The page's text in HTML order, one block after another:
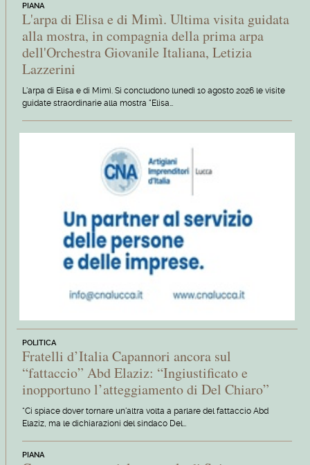
PIANA
L'arpa di Elisa e di Mimì. Ultima visita guidata
alla mostra, in compagnia della prima arpa
dell'Orchestra Giovanile Italiana, Letizia
Lazzerini
L'arpa di Elisa e di Mimì. Si concludono lunedì 10 agosto 2026 le visite
guidate straordinarie alla mostra "Elisa…
POLITICA
Fratelli d’Italia Capannori ancora sul
“fattaccio” Abd Elaziz: “Ingiustificato e
inopportuno l’atteggiamento di Del Chiaro”
“Ci spiace dover tornare un'altra volta a parlare del fattaccio Abd
Elaziz, ma le dichiarazioni del sindaco Del…
PIANA